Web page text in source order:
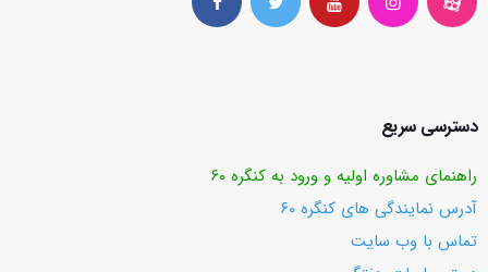
دسترسی سریع
راهنمای مشاوره اولیه و ورود به کنگره ۶۰
آدرس نمایندگی های کنگره ۶۰
تماس با وب ‌سایت